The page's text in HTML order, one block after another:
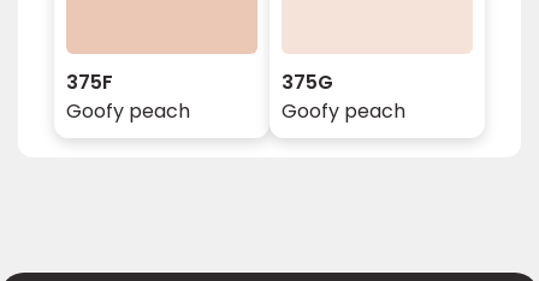
375F
Goofy peach
375G
Goofy peach